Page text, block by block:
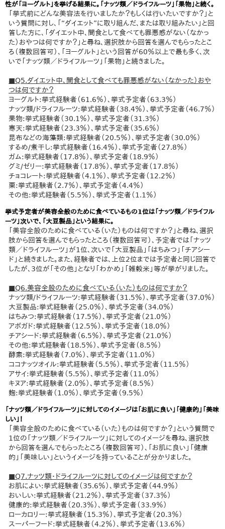
性が「ヨーグルト」を挙げる結果に。「ナッツ類／ドライフルーツ」「果物」と続く。
「挙式前にどんな美容法を行いましたか？もしくは行いたいですか？」と
いう質問に対し、「“ダイエット”に取り組んだ、または取り組みたい」と回
答した方に、「ダイエット中、間食として食べても罪悪感がない（なかっ
た）おやつは何ですか？」と尋ね、選択肢から回答を選んでもらったとこ
ろ（複数回答可）、「ヨーグルト」という回答が60％以上で最も多く、次
いで「ナッツ類／ドライフルーツ」「果物」と続きました。
■Q5.ダイエット中、間食として食べても罪悪感がない（なかった）おや
つは何ですか？
ヨーグルト:挙式経験者（61.6％）、挙式予定者（63.3％）
ナッツ類/ドライフルーツ:挙式経験者（38.4％）、挙式予定者（46.7％）
果物:挙式経験者（30.1％）、挙式予定者（31.3％）
寒天:挙式経験者（23.3％）、挙式予定者（35.6％）
昆布などの海藻類:挙式経験者（20.5％）、挙式予定者（30.0％）
するめ/煮干し:挙式経験者（16.4％）、挙式予定者（27.8％）
ガム:挙式経験者（17.8％）、挙式予定者（18.9％）
グミ/ゼリー:挙式経験者（17.8％）、挙式予定者（17.8％）
チョコレート:挙式経験者（4.1％）、挙式予定者（12.2％）
栗:挙式経験者（2.7％）、挙式予定者（4.4％）
その他:挙式経験者（5.5％）、挙式予定者（1.1％）
挙式予定者が美容全般のために食べているもの1位は「ナッツ類／ドライフル
ーツ」次いで、「大豆製品」という結果に。
「美容全般のために食べている（いた）ものは何ですか？」と尋ね、選択
肢から回答を選んでもらったところ（複数回答可）、予定者では「ナッツ
類／ドライフルーツ」が1位、次いで「大豆製品」「はちみつ」「チアシー
ド」と続きました。また、経験者では、上位2位までは予定者と同じ回答で
したが、3位が「その他」となり「わかめ」「雑穀米」等が挙がりました。
■Q6.美容全般のために食べている（いた）ものは何ですか？
ナッツ類/ドライフルーツ:挙式経験者（31.5％）、挙式予定者（37.0％）
大豆製品:挙式経験者（25.0％）、挙式予定者（34.0％）
はちみつ:挙式経験者（17.5％）、挙式予定者（21.0％）
アボガド:挙式経験者（12.5％）、挙式予定者（18.0％）
チアシード:挙式経験者（6.5％）、挙式予定者（21.0％）
その他:挙式経験者（18.5％）、挙式予定者（8.5％）
酵素:挙式経験者（7.0％）、挙式予定者（11.0％）
ココナッツオイル:挙式経験者（5.5％）、挙式予定者（11.5％）
アサイ:挙式経験者（5.5％）、挙式予定者（11.0％）
キヌア:挙式経験者（2.0％）、挙式予定者（8.5％）
麹:挙式経験者（1.0％）、挙式予定者（9.5％）
「ナッツ類／ドライフルーツ」に対してのイメージは「お肌に良い」「健康的」「美味
しい」！
「美容全般のために食べている（いた）ものは何ですか？」という質問で
1位の「ナッツ類／ドライフルーツ」に対してのイメージを尋ね、選択肢
から回答を選んでもらったところ（複数回答可）、「お肌に良い」「健康
的」「美味しい」というイメージを持っていることが分かりました。
■Q7.ナッツ類・ドライフルーツに対してのイメージは何ですか？
お肌によい:挙式経験者（35.6％）、挙式予定者（44.9％）
おいしい:挙式経験者（21.2％）、挙式予定者（37.3％）
健康的:挙式経験者（20.3％）、挙式予定者（33.9％）
ローカロリー:挙式経験者（15.3％）、挙式予定者（20.3％）
スーパーフード:挙式経験者（4.2％）、挙式予定者（13.6％）